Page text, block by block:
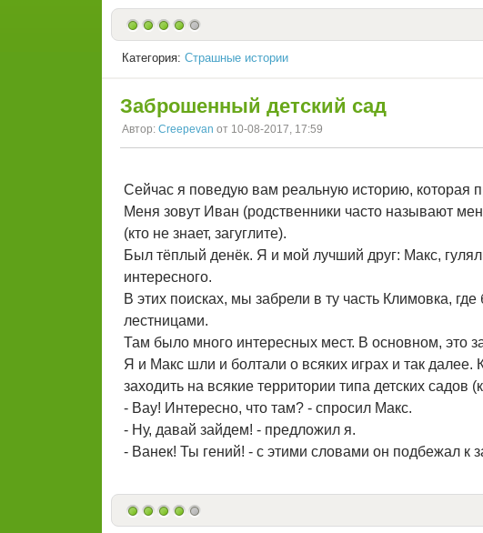
Категория: Страшные истории
Заброшенный детский сад
Автор: Creepevan от 10-08-2017, 17:59
Сейчас я поведую вам реальную историю, которая
Меня зовут Иван (родственники часто называют
(кто не знает, загуглите).
Был тёплый денёк. Я и мой лучший друг: Макс,
интересного.
В этих поисках, мы забрели в ту часть Климовка,
лестницами.
Там было много интересных мест. В основном, это
Я и Макс шли и болтали о всяких играх и так
заходить на всякие территории типа детских садов
- Вау! Интересно, что там? - спросил Макс.
- Ну, давай зайдем! - предложил я.
- Ванек! Ты гений! - с этими словами он подбежал к